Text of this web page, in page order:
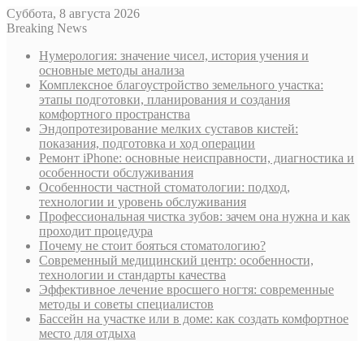
Суббота, 8 августа 2026
Breaking News
Нумерология: значение чисел, история учения и
основные методы анализа
Комплексное благоустройство земельного участка:
этапы подготовки, планирования и создания
комфортного пространства
Эндопротезирование мелких суставов кистей:
показания, подготовка и ход операции
Ремонт iPhone: основные неисправности, диагностика и
особенности обслуживания
Особенности частной стоматологии: подход,
технологии и уровень обслуживания
Профессиональная чистка зубов: зачем она нужна и как
проходит процедура
Почему не стоит бояться стоматологию?
Современный медицинский центр: особенности,
технологии и стандарты качества
Эффективное лечение вросшего ногтя: современные
методы и советы специалистов
Бассейн на участке или в доме: как создать комфортное
место для отдыха